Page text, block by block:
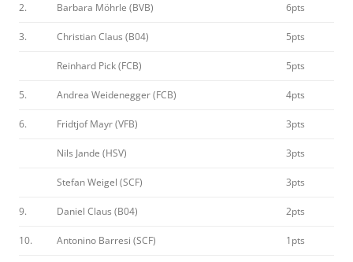
2. Barbara Möhrle (BVB) 6pts
3. Christian Claus (B04) 5pts
Reinhard Pick (FCB) 5pts
5. Andrea Weidenegger (FCB) 4pts
6. Fridtjof Mayr (VFB) 3pts
Nils Jande (HSV) 3pts
Stefan Weigel (SCF) 3pts
9. Daniel Claus (B04) 2pts
10. Antonino Barresi (SCF) 1pts